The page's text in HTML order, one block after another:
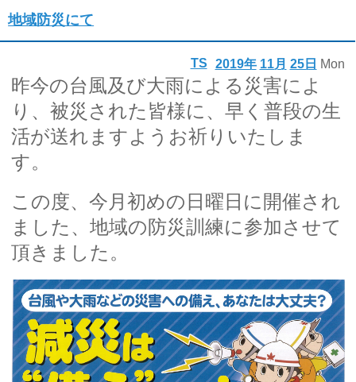
地域防災にて
2019年 11月 25日 Mon
TS
昨今の台風及び大雨による災害によ
り、被災された皆様に、早く普段の生
活が送れますようお祈りいたしま
す。
この度、今月初めの日曜日に開催され
ました、地域の防災訓練に参加させて
頂きました。